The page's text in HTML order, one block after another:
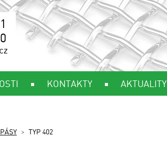
KONTAKTY AKTUALITY
TYP 402